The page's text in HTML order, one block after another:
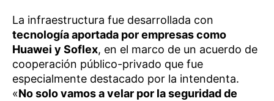
La infraestructura fue desarrollada con
tecnología aportada por empresas como
Huawei y Soflex, en el marco de un acuerdo de
cooperación público-privado que fue
especialmente destacado por la intendenta.
«No solo vamos a velar por la seguridad de